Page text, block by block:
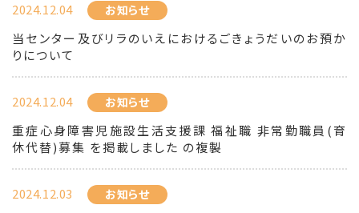
2024.12.04 お知らせ
当センター及びリラのいえにおけるごきょうだいのお預か
りについて
2024.12.04 お知らせ
重症心身障害児施設生活支援課 福祉職 非常勤職員(育
休代替)募集 を掲載しました の複製
2024.12.03 お知らせ